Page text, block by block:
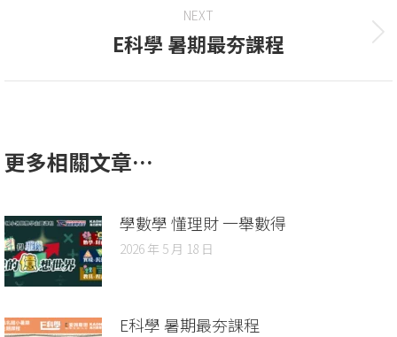
NEXT
E科學 暑期最夯課程
更多相關文章…
學數學 懂理財 一舉數得
2026 年 5 月 18 日
E科學 暑期最夯課程